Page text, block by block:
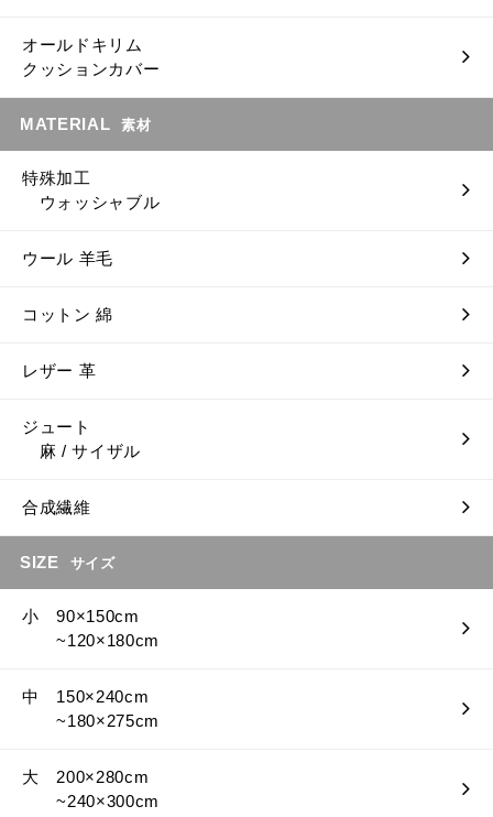
オールドキリム
クッションカバー
MATERIAL 素材
特殊加工
ウォッシャブル
ウール 羊毛
コットン 綿
レザー 革
ジュート
麻 / サイザル
合成繊維
SIZE サイズ
小 90×150cm
~120×180cm
中 150×240cm
~180×275cm
大 200×280cm
~240×300cm